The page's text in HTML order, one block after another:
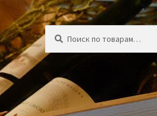
Искать:
Поиск